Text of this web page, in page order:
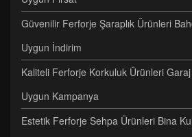
Güvenilir Ferforje Şaraplık Ürünleri
Uygun İndirim
Kaliteli Ferforje Korkuluk Ürünleri Garaj
Uygun Kampanya
Estetik Ferforje Sehpa Ürünleri Bina